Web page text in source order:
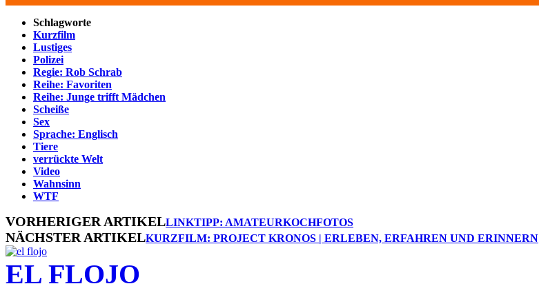
Schlagworte
Kurzfilm
Lustiges
Polizei
Regie: Rob Schrab
Reihe: Favoriten
Reihe: Junge trifft Mädchen
Scheiße
Sex
Sprache: Englisch
Tiere
verrückte Welt
Video
Wahnsinn
WTF
VORHERIGER ARTIKELLINKTIPP: AMATEURKOCHFOTOS
NÄCHSTER ARTIKELKURZFILM: PROJECT KRONOS | ERLEBEN, ERFAHREN UND ERINNERN
EL FLOJO